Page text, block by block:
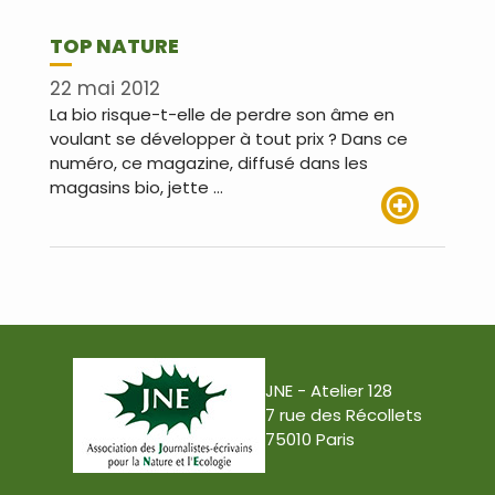
TOP NATURE
22 mai 2012
La bio risque-t-elle de perdre son âme en
voulant se développer à tout prix ? Dans ce
numéro, ce magazine, diffusé dans les
magasins bio, jette …
JNE - Atelier 128
7 rue des Récollets
75010 Paris